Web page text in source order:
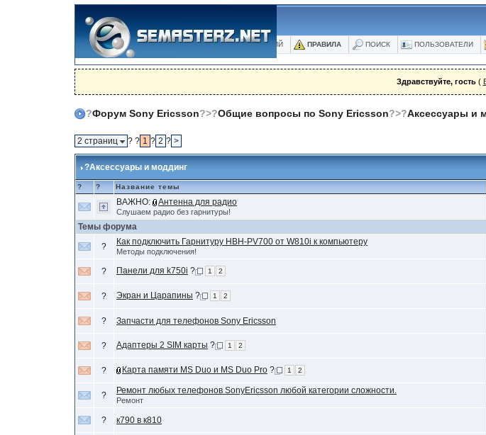
ПОРТАЛ БЛОГИ ФОТО БАЗА ЗНАНИЙ ПРАВИЛА ПОИСК ПОЛЬЗОВАТЕЛИ
Здравствуйте, гость(
?Форум Sony Ericsson?>?Общие вопросы по Sony Ericsson?>?Аксессуары и
2 страниц ? ? 1 ? 2 ? >
?Аксессуары и моддинг
? ? Название темы
ВАЖНО: Антенна для радио
Слушаем радио без гарнитуры!
Темы форума
?
Как подключить Гарнитуру HBH-PV700 от W810i к компьютеру
Методы подключения!
? Панели для k750i ? 1 2
? Экран и Царапины ? 1 2
? Запчасти для телефонов Sony Ericsson
? Адаптеры 2 SIM карты ? 1 2
? Карта памяти MS Duo и MS Duo Pro ? 1 2
? Ремонт любых телефонов SonyEricsson любой категории сложности.
Ремонт
? к790 в к810